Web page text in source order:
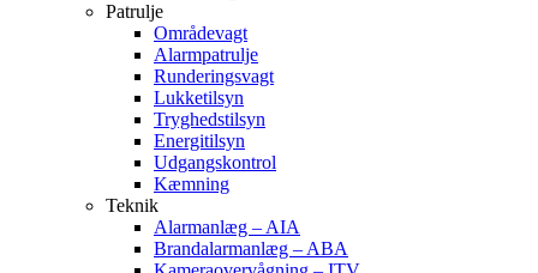
Patrulje
Områdevagt
Alarmpatrulje
Runderingsvagt
Lukketilsyn
Tryghedstilsyn
Energitilsyn
Udgangskontrol
Kæmning
Teknik
Alarmanlæg – AIA
Brandalarmanlæg – ABA